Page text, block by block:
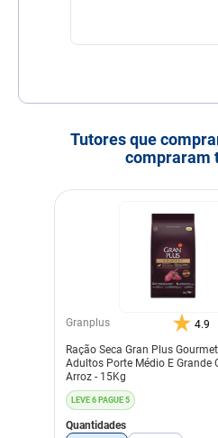
Tutores que
compraram
Granplus 4.9
Ração Seca Gran Plus
Adultos Porte Médio E Grande Ovelha E
Arroz - 15Kg
LEVE 6 PAGUE 5
Quantidades